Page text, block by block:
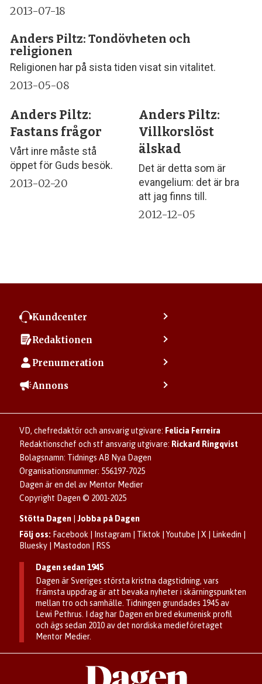
2013-07-18
Anders Piltz: Tondövheten och
religionen
Religionen har på sista tiden visat sin vitalitet.
2013-05-08
Anders Piltz:
Fastans frågor
Vårt inre måste stå
öppet för Guds besök.
2013-02-20
Anders Piltz:
Villkorslöst
älskad
Det är detta som är
evangelium: det är bra
att jag finns till.
2012-12-05
Kundcenter
Min sida
Vanliga frågor
Användarvillkor
Redaktionen
Tipsa Dagen
Vill du debattera i Dagen?
Dagen förklarar
Upphovsrätt och AI
Om Dagen
Prenumeration
Så skapar du ett konto
Dagen som taltidningen
Senaste numret av eDagen
Dagens arkiv
Annons
Annonsera
Rubrikannonser
Familjeannonser
Se dödsannonser/minnesrum
Anmäl störande/felaktig annons
VD, chefredaktör och ansvarig utgivare: Felicia Ferreira
Redaktionschef och stf ansvarig utgivare: Rickard Ringqvist
Bolagsnamn: Tidnings AB Nya Dagen
Organisationsnummer: 556197-7025
Dagen är en del av Mentor Medier
Copyright Dagen © 2001-2025
Stötta Dagen |Jobba på Dagen
Följ oss: Facebook Instagram Tiktok |Youtube |X Linkedin
Bluesky
Mastodon RSS
Dagen sedan 1945
Dagen är Sveriges största kristna dagstidning, vars
främsta uppdrag är att bevaka nyheter i skärningspunkten
mellan tro och samhälle. Tidningen grundades 1945 av
Lewi Pethrus. I dag har Dagen en bred ekumenisk profil
och ägs sedan 2010 av det nordiska medieföretaget
Mentor Medier.